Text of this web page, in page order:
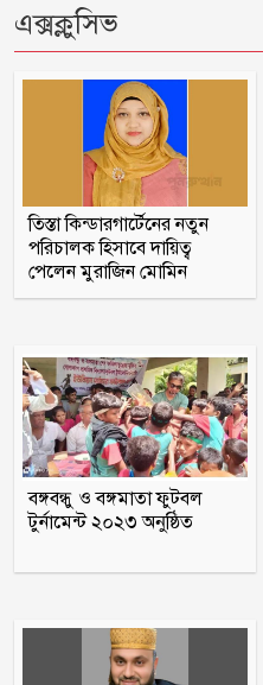
আরব
মাদক
আওয়ামী
ফখরুল
লীগের
ক্রিয়েটর
এক্সক্লুসিভ
তিস্তা কিন্ডারগার্টেনের নতুন
পরিচালক হিসাবে দায়িত্ব
পেলেন মুরাজিন মোমিন
বঙ্গবন্ধু ও বঙ্গমাতা ফুটবল
টুর্নামেন্ট ২০২৩ অনুষ্ঠিত